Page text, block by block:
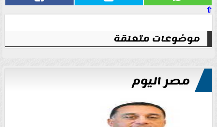
⇧
موضوعات متعلقة
مصر اليوم